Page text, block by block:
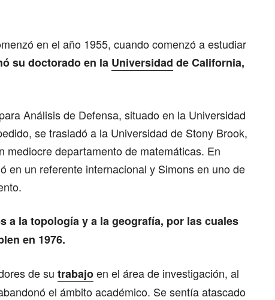
en el año 1955, cuando comenzó a estudiar
su doctorado en la Universidad de California,
Análisis de Defensa, situado en la Universidad
se trasladó a la Universidad de Stony Brook,
mediocre departamento de matemáticas. En
en un referente internacional y Simons en uno de
a la topología y a la geografía, por las cuales
en 1976.
de su trabajoen el área de investigación, al
el ámbito académico. Se sentía atascado